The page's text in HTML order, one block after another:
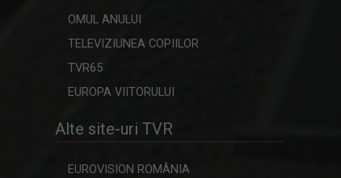
OMUL ANULUI
TELEVIZIUNEA COPIILOR
TVR65
EUROPA VIITORULUI
Alte site-uri TVR
EUROVISION ROMÂNIA